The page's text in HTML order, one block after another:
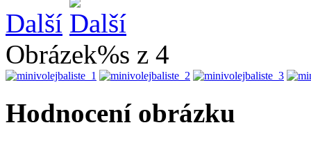
Další
Obrázek%s z 4
Hodnocení obrázku